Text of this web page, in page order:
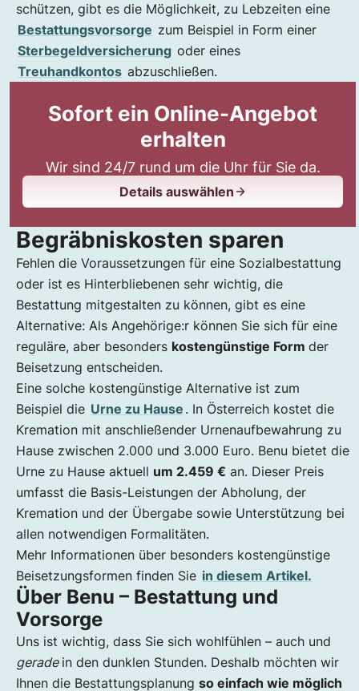
schützen, gibt es die Möglichkeit, zu Lebzeiten eine
Bestattungsvorsorge zum Beispiel in Form einer
Sterbegeldversicherung oder eines
Treuhandkontos abzuschließen.
Sofort ein Online-Angebot
erhalten
Wir sind 24/7 rund um die Uhr für Sie da.
Details auswählen
Begräbniskosten sparen
Fehlen die Voraussetzungen für eine Sozialbestattung
oder ist es Hinterbliebenen sehr wichtig, die
Bestattung mitgestalten zu können, gibt es eine
Alternative: Als Angehörige:r können Sie sich für eine
reguläre, aber besonders kostengünstige Form der
Beisetzung entscheiden.
Eine solche kostengünstige Alternative ist zum
Beispiel die Urne zu Hause . In Österreich kostet die
Kremation mit anschließender Urnenaufbewahrung zu
Hause zwischen 2.000 und 3.000 Euro. Benu bietet die
Urne zu Hause aktuell um 2.459 € an. Dieser Preis
umfasst die Basis-Leistungen der Abholung, der
Kremation und der Übergabe sowie Unterstützung bei
allen notwendigen Formalitäten.
Mehr Informationen über besonders kostengünstige
Beisetzungsformen finden Sie in diesem Artikel.
Über Benu – Bestattung und
Vorsorge
Uns ist wichtig, dass Sie sich wohlfühlen – auch und
gerade in den dunklen Stunden. Deshalb möchten wir
Ihnen die Bestattungsplanung so einfach wie möglich